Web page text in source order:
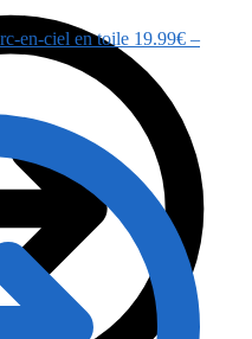
en-ciel en toile 19.99€ –